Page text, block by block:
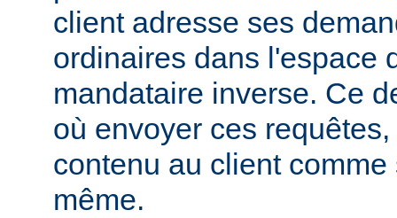
client adresse ses
ordinaires dans l'espace
mandataire inverse. Ce
où envoyer ces
contenu au client
même.